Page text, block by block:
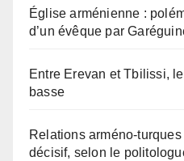
Église arménienne :
d’un évêque par
Entre Erevan et Tbilissi,
basse
Relations arméno-
décisif, selon le